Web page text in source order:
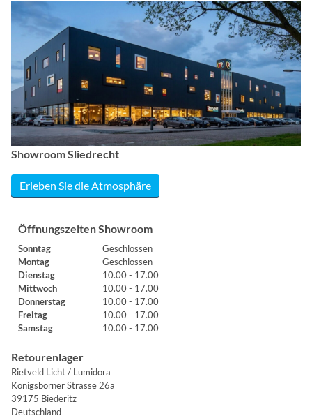
Showroom Sliedrecht
Erleben Sie die Atmosphäre
Öffnungszeiten Showroom
Sonntag
Geschlossen
Montag
Geschlossen
Dienstag
10.00 - 17.00
Mittwoch
10.00 - 17.00
Donnerstag
10.00 - 17.00
Freitag
10.00 - 17.00
Samstag
10.00 - 17.00
Retourenlager
Rietveld Licht / Lumidora
Königsborner Strasse 26a
39175 Biederitz
Deutschland